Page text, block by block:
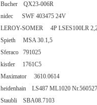
Bucher QX23-006R
nidec SWF 403475 24V
LEROY-SOMER 4P LSES100LR
Spieth MSA 30.1,5
Sferaco 791025
kistler 1761C5
Maximator 3610.0614
heidenhain LS487 ML1020
Staubli SBA08.7103